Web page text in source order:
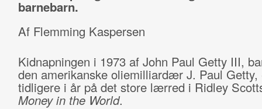
barnebarn.
Af Flemming Kaspersen
Kidnapningen i 1973 af John Paul Getty III,
den amerikanske oliemilliardær J. Paul Getty,
tidligere i år på det store lærred i Ridley
Money in the World.